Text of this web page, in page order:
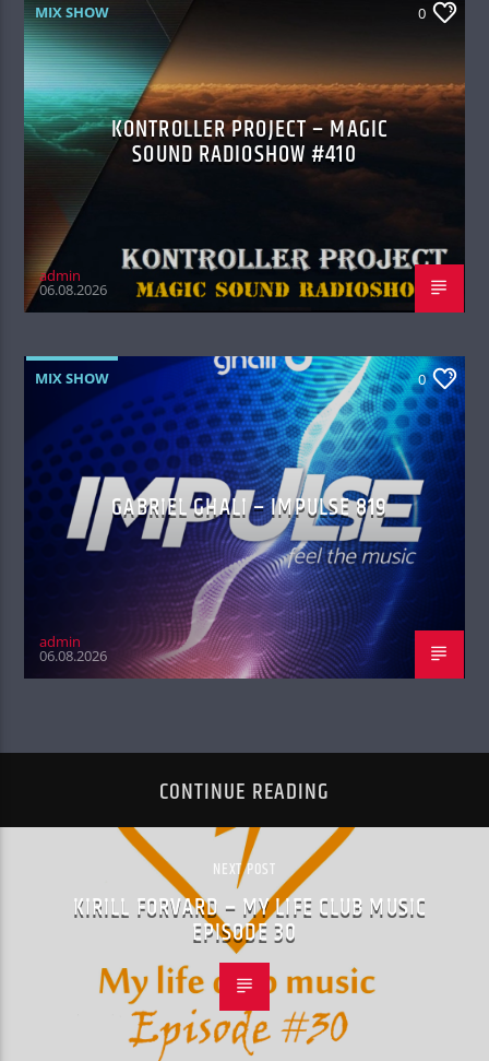
MIX SHOW 0
KONTROLLER PROJECT – MAGIC
SOUND RADIOSHOW #410
admin
06.08.2026
MIX SHOW 0
GABRIEL GHALI – IMPULSE 819
admin
06.08.2026
CONTINUE READING
NEXT POST
KIRILL FORVARD – MY LIFE CLUB MUSIC
EPISODE 30